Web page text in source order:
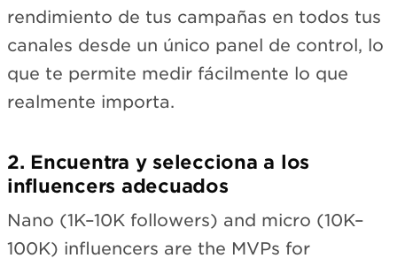
rendimiento de tus campañas en todos tus
canales desde un único panel de control, lo
que te permite medir fácilmente lo que
realmente importa.
2. Encuentra y selecciona a los
influencers adecuados
Nano (1K–10K followers) and micro (10K–
100K) influencers are the MVPs for